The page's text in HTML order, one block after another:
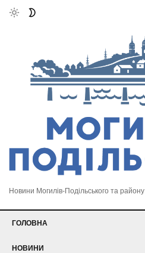
Новини Могилів-Подільського та району
ГОЛОВНА
НОВИНИ